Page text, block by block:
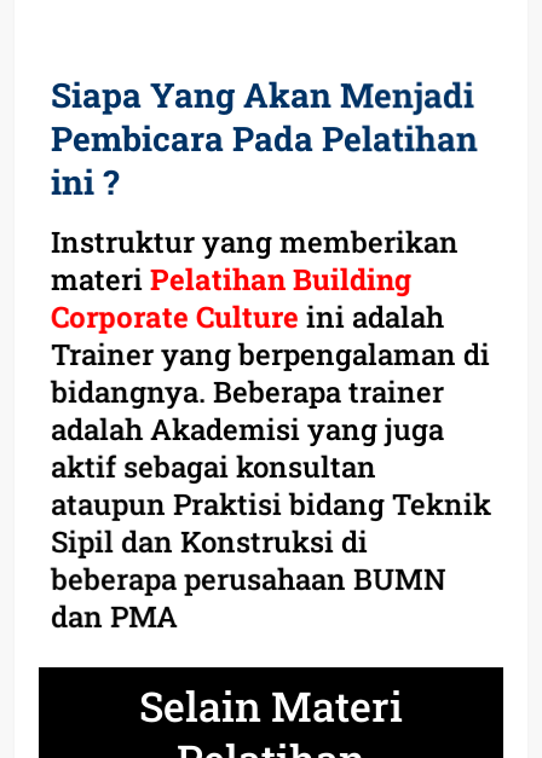
Siapa Yang Akan Menjadi
Pembicara Pada Pelatihan
ini ?
Instruktur yang memberikan
materiPelatihan Building
Corporate Culture ini adalah
Trainer yang berpengalaman di
bidangnya. Beberapa trainer
adalah Akademisi yang juga
aktif sebagai konsultan
ataupun Praktisi bidang Teknik
Sipil dan Konstruksi di
beberapa perusahaan BUMN
dan PMA
Selain Materi